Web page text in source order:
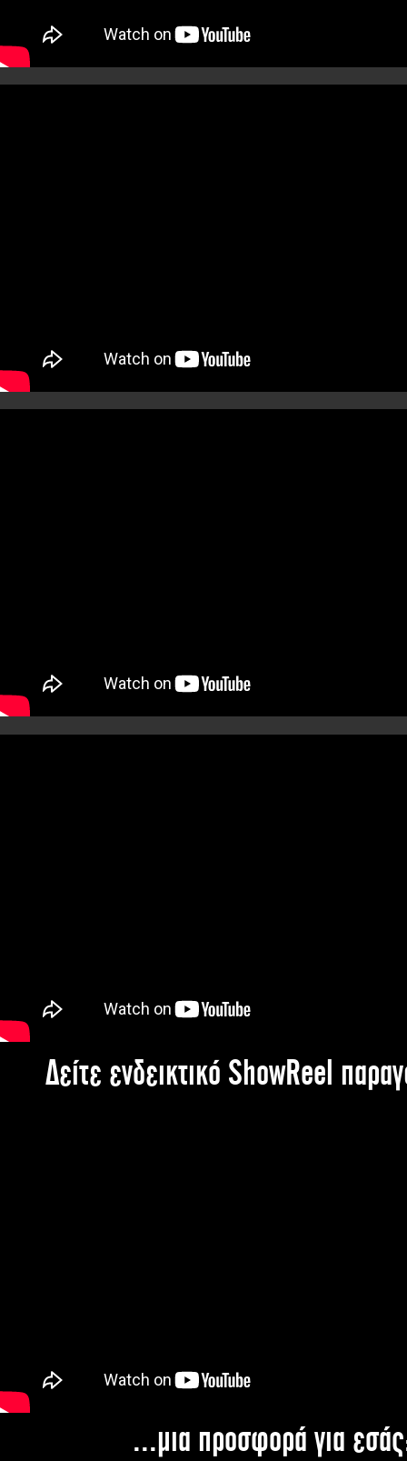
Δείτε ενδεικτικό ShowReel
...μια προσφορά για